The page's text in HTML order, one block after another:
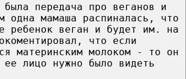
передача про веганов и
одна мамаша распиналась, что
ребенок веган и будет им. на
что если
материнским молоком - то он
лицо нужно было видеть